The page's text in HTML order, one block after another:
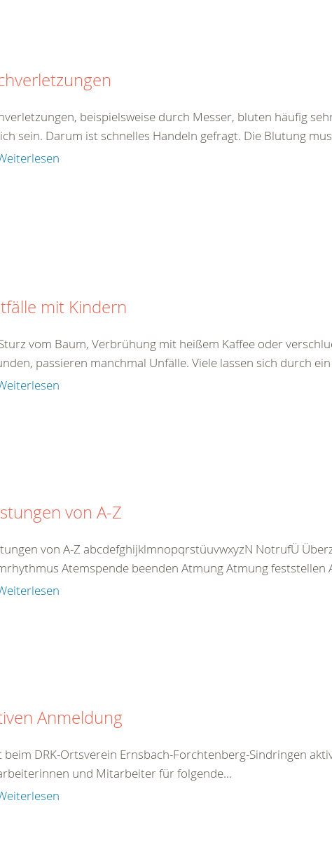
beispielsweise durch Messer, bluten häufig
sein. Darum ist schnelles Handeln gefragt. Die Blutung
mit Kindern
vom Baum, Verbrühung mit heißem Kaffee oder
passieren manchmal Unfälle. Viele lassen sich durch
von A-Z
von A-Z abcdefghijklmnopqrstüuvwxyzN NotrufÜ
Atemspende beenden Atmung Atmung feststellen
Anmeldung
beim DRK-Ortsverein Ernsbach-Forchtenberg-Sindringen
und Mitarbeiter für folgende...